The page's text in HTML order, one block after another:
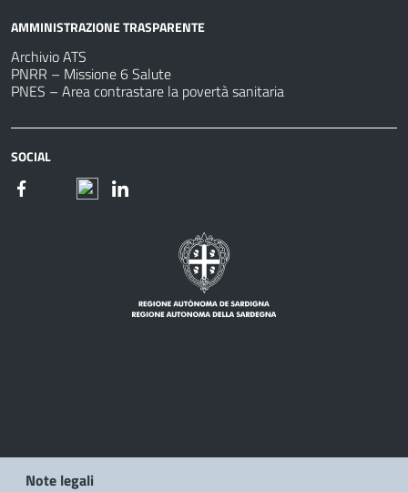
AMMINISTRAZIONE TRASPARENTE
Archivio ATS
PNRR – Missione 6 Salute
PNES – Area contrastare la povertà sanitaria
SOCIAL
Note legali